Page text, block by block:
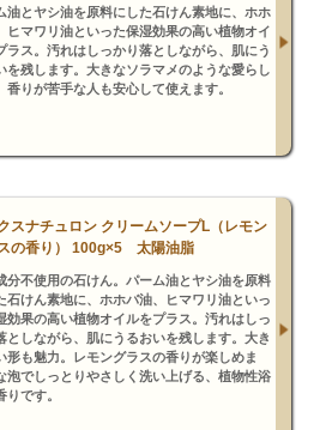
油とヤシ油を原料にした石けん素地に、ホホ
ヒマワリ油といった保湿効果の高い植物オイ
ラス。汚れはしっかり落としながら、肌にう
を残します。大きなソラマメのような愛らし
りが苦手な人も安心して使えます。
スナチュロン クリームソープL（レモン
の香り） 100g×5 太陽油脂
分不使用の石けん。パーム油とヤシ油を原料
石けん素地に、ホホバ油、ヒマワリ油といっ
効果の高い植物オイルをプラス。汚れはしっ
としながら、肌にうるおいを残します。大き
形も魅力。レモングラスの香りが楽しめま
泡でしっとりやさしく洗い上げる、植物性浴
です。